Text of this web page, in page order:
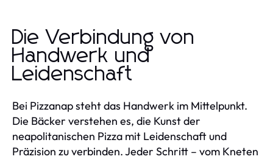
Die Verbindung von
Handwerk und
Leidenschaft
Bei Pizzanap steht das Handwerk im Mittelpunkt.
Die Bäcker verstehen es, die Kunst der
neapolitanischen Pizza mit Leidenschaft und
Präzision zu verbinden. Jeder Schritt – vom Kneten